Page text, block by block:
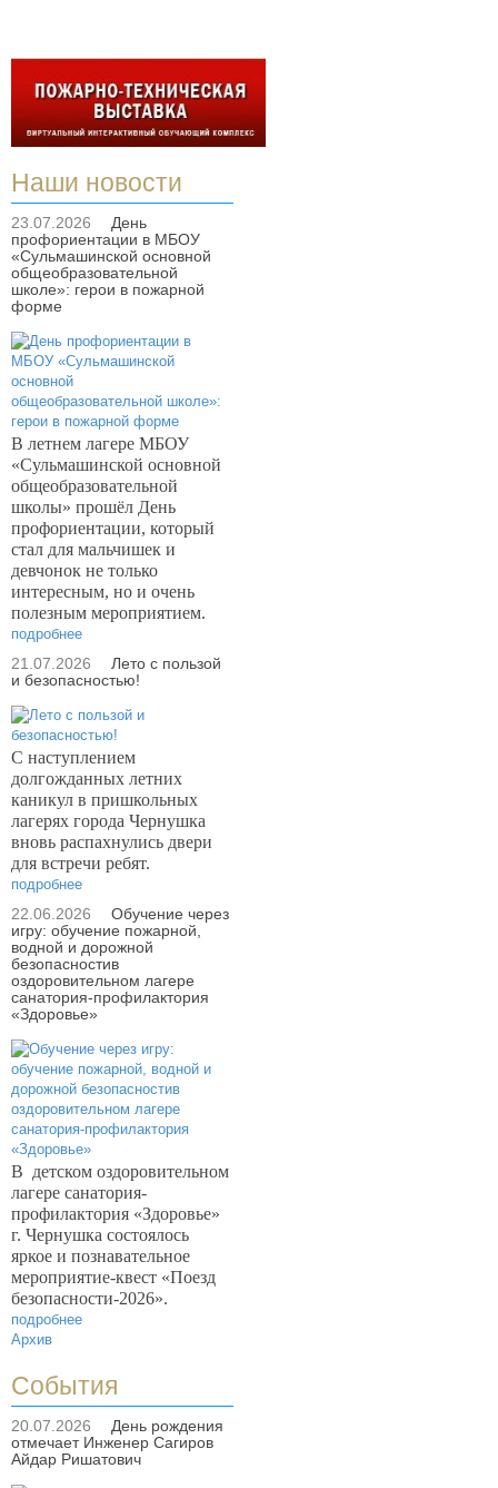
Наши новости
23.07.2026
День
профориентации в МБОУ
«Сульмашинской основной
общеобразовательной
школе»: герои в пожарной
форме
В летнем лагере МБОУ
«Сульмашинской основной
общеобразовательной
школы» прошёл День
профориентации, который
стал для мальчишек и
девчонок не только
интересным, но и очень
полезным мероприятием.
подробнее
21.07.2026
Лето с пользой
и безопасностью!
С наступлением
долгожданных летних
каникул в пришкольных
лагерях города Чернушка
вновь распахнулись двери
для встречи ребят.
подробнее
22.06.2026
Обучение через
игру: обучение пожарной,
водной и дорожной
безопасностив
оздоровительном лагере
санатория-профилактория
«Здоровье»
В детском оздоровительном
лагере санатория-
профилактория «Здоровье»
г. Чернушка состоялось
яркое и познавательное
мероприятие-квест «Поезд
безопасности-2026».
подробнее
Архив
События
20.07.2026
День рождения
отмечает Инженер Сагиров
Айдар Ришатович